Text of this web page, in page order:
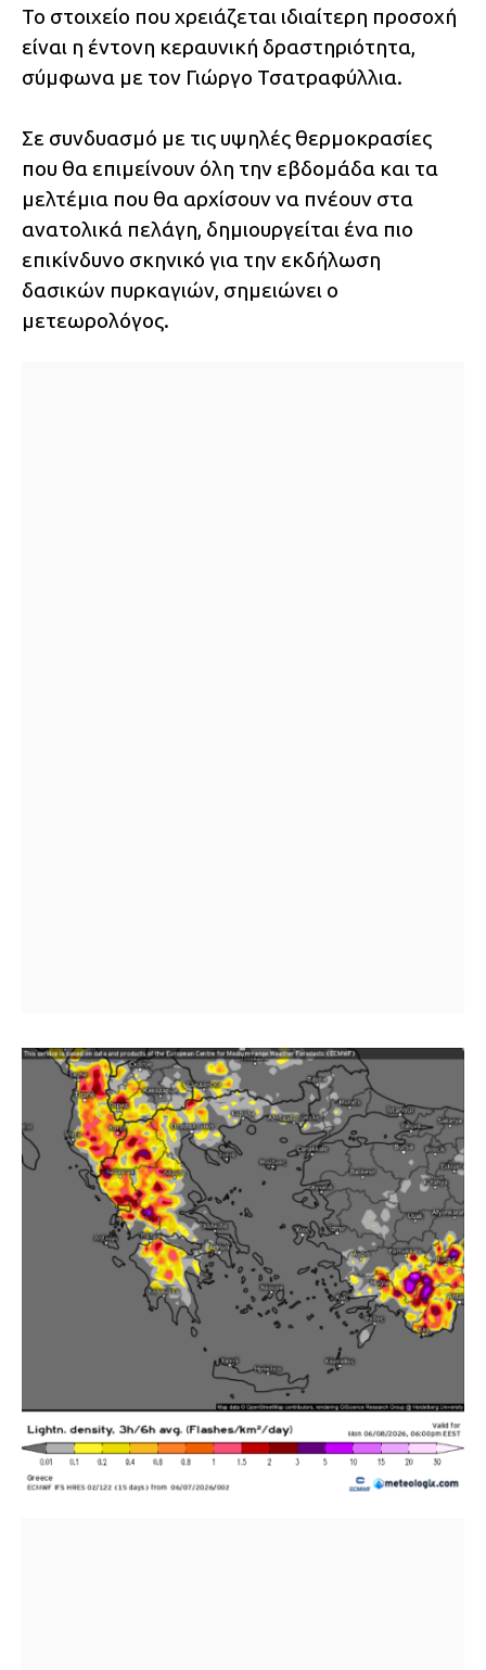
Το στοιχείο που χρειάζεται ιδιαίτερη προσοχή
είναι η έντονη κεραυνική δραστηριότητα,
σύμφωνα με τον Γιώργο Τσατραφύλλια.
Σε συνδυασμό με τις υψηλές θερμοκρασίες
που θα επιμείνουν όλη την εβδομάδα και τα
μελτέμια που θα αρχίσουν να πνέουν στα
ανατολικά πελάγη, δημιουργείται ένα πιο
επικίνδυνο σκηνικό για την εκδήλωση
δασικών πυρκαγιών, σημειώνει ο
μετεωρολόγος.